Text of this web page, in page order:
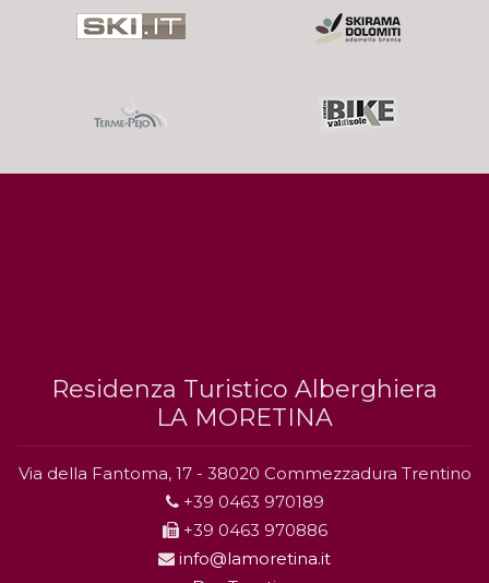
Residenza Turistico Alberghiera
LA MORETINA
Via della Fantoma, 17 - 38020 Commezzadura Trentino
+39 0463 970189
+39 0463 970886
info@lamoretina.it